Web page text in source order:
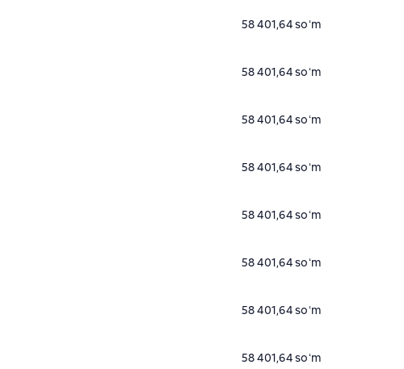
58 401,64 soʻm
58 401,64 soʻm
58 401,64 soʻm
58 401,64 soʻm
58 401,64 soʻm
58 401,64 soʻm
58 401,64 soʻm
58 401,64 soʻm